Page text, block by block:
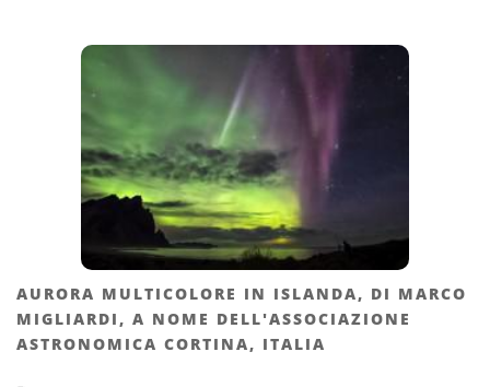
AURORA MULTICOLORE IN ISLANDA, DI MARCO
MIGLIARDI, A NOME DELL'ASSOCIAZIONE
ASTRONOMICA CORTINA, ITALIA